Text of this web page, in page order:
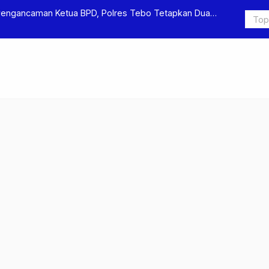
Tetapkan Dua
Polres Tebo Ungkap Kasus Pengeroyokan